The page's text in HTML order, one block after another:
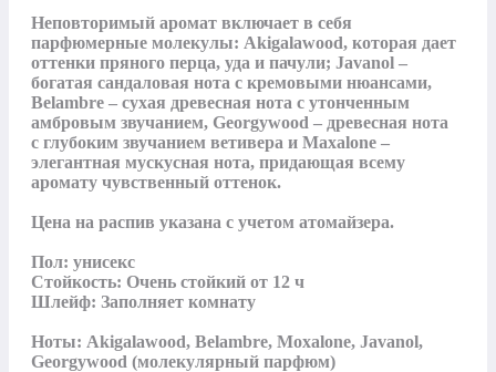
Неповторимый аромат включает в себя
парфюмерные молекулы: Akigalawood, которая дает
оттенки пряного перца, уда и пачули; Javanol –
богатая сандаловая нота с кремовыми нюансами,
Belambre – сухая древесная нота с утонченным
амбровым звучанием, Georgywood – древесная нота
с глубоким звучанием ветивера и Maxalone –
элегантная мускусная нота, придающая всему
аромату чувственный оттенок.
Цена на распив указана с учетом атомайзера.
Пол: унисекс
Стойкость: Очень стойкий от 12 ч
Шлейф: Заполняет комнату
Ноты: Akigalawood, Belambre, Moxalone, Javanol,
Georgywood (молекулярный парфюм)